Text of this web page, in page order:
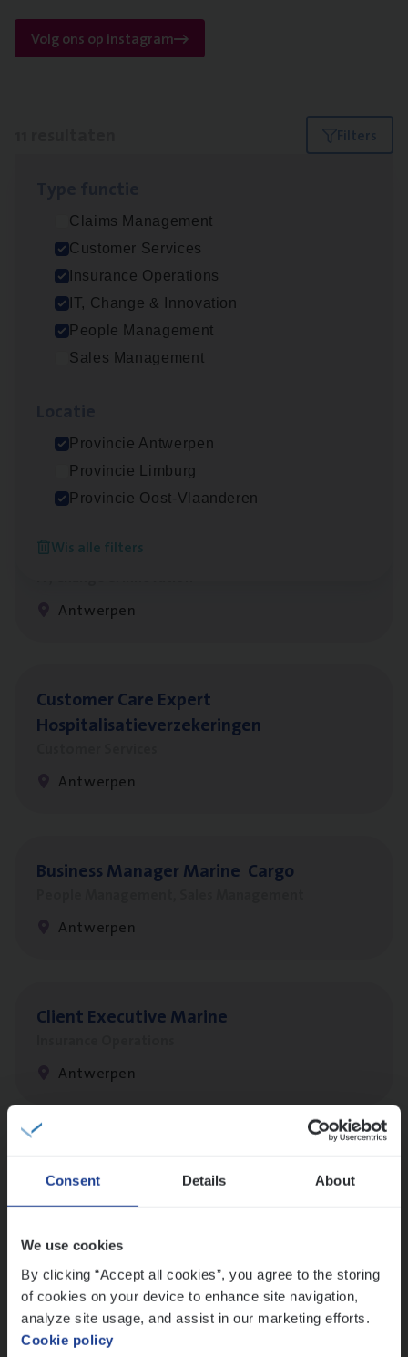
Consent Details About
We use cookies
By clicking “Accept all cookies”, you agree to the storing
of cookies on your device to enhance site navigation,
analyze site usage, and assist in our marketing efforts.
Cookie policy
Volg ons op instagram
Filters
Claims Management
Customer Services
Insurance Operations
IT, Change & Innovation
People Management
Sales Management
Provincie Antwerpen
Provincie Limburg
Provincie Oost-Vlaanderen
Wis alle filters
Dos­sier­be­heer­der ver­ze­ke­rin­gen — Soci­al
Pro­fit en Public
Insurance Operations
Antwerpen
Insurance Operations
Beveren
Test Ana­lyst
Antwerpen
Cus­to­mer Care Expert
Hospitalisatieverzekeringen
Antwerpen
Busi­ness Mana­ger Mari­ne Cargo
Antwerpen
Client Exe­cu­ti­ve Marine
Antwerpen
Insurance Operations
Dos­sier­be­heer­der Onder­ne­min­gen Van­b­
re­da Huys­mans — Mechelen